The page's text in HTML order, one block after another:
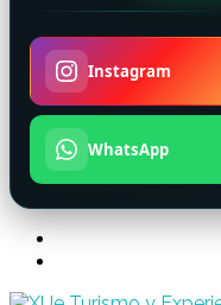
Instagram
WhatsApp